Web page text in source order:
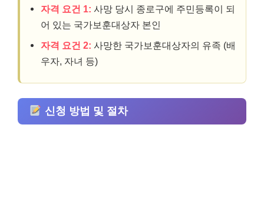
자격 요건 1: 사망 당시 종로구에 주민등록이 되
어 있는 국가보훈대상자 본인
자격 요건 2: 사망한 국가보훈대상자의 유족 (배
우자, 자녀 등)
신청 방법 및 절차